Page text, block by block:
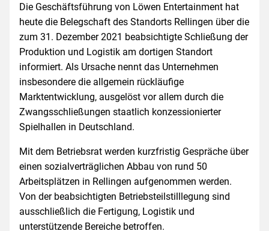
Die Geschäftsführung von Löwen Entertainment hat
heute die Belegschaft des Standorts Rellingen über die
zum 31. Dezember 2021 beabsichtigte Schließung der
Produktion und Logistik am dortigen Standort
informiert. Als Ursache nennt das Unternehmen
insbesondere die allgemein rückläufige
Marktentwicklung, ausgelöst vor allem durch die
Zwangsschließungen staatlich konzessionierter
Spielhallen in Deutschland.
Mit dem Betriebsrat werden kurzfristig Gespräche über
einen sozialverträglichen Abbau von rund 50
Arbeitsplätzen in Rellingen aufgenommen werden.
Von der beabsichtigten Betriebsteilstilllegung sind
ausschließlich die Fertigung, Logistik und
unterstützende Bereiche betroffen.